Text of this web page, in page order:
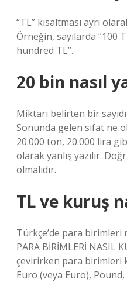
“TL” kısaltması ayrı
Örneğin, sayılarda “100
hundred TL”.
20 bin nasıl
Miktarı belirten bir
Sonunda gelen sıfat ne
20.000 ton, 20.000 lira
olarak yanlış yazılır.
olmalıdır.
TL ve kuruş
Türkçe’de para birimleri
PARA BİRİMLERİ NASIL
çevirirken para birimleri
Euro (veya Euro),